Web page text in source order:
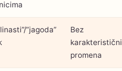
“jagoda”
Bez
promena